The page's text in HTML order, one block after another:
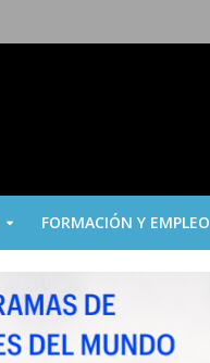
FORMACIÓN Y EMPLEO